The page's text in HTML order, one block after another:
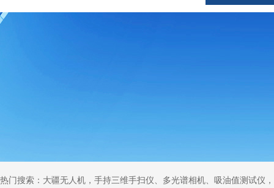
热门搜索：大疆无人机，手持三维手扫仪、多光谱相机、吸油值测试仪